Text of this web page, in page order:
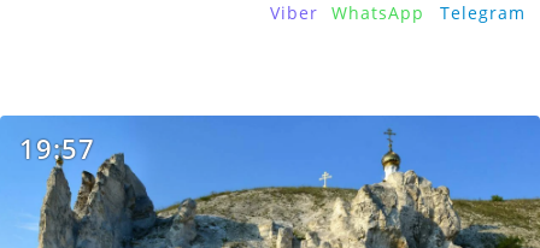
Viber WhatsApp Telegram
19:57